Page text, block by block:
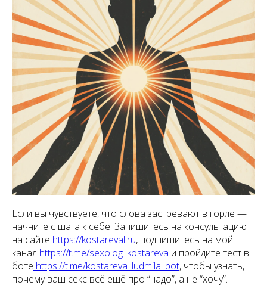
Если вы чувствуете, что слова застревают в горле —
начните с шага к себе. Запишитесь на консультацию
на сайте https://kostareval.ru, подпишитесь на мой
канал https://t.me/sexolog_kostareva и пройдите тест в
боте https://t.me/kostareva_ludmila_bot, чтобы узнать,
почему ваш секс всё ещё про “надо”, а не “хочу”.